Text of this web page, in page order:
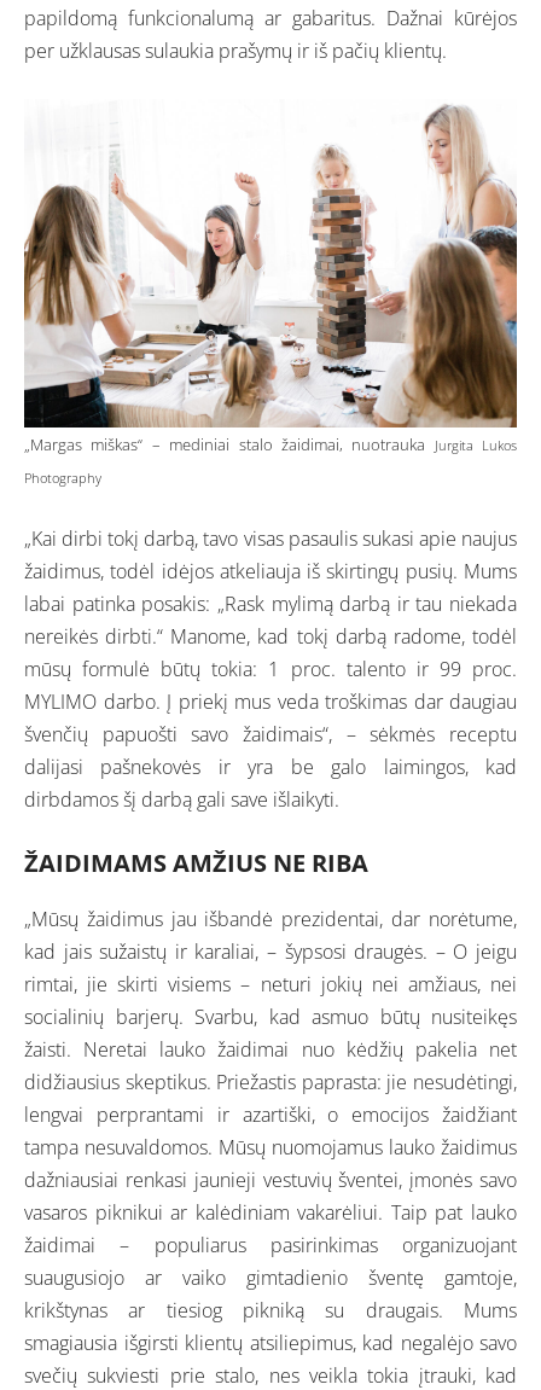
papildomą funkcionalumą ar gabaritus. Dažnai kūrėjos
per užklausas sulaukia prašymų ir iš pačių klientų.
„Margas miškas“ – mediniai stalo žaidimai, nuotrauka
Jurgita Lukos
Photography
„Kai dirbi tokį darbą, tavo visas pasaulis sukasi apie naujus
žaidimus, todėl idėjos atkeliauja iš skirtingų pusių. Mums
labai patinka posakis: „Rask mylimą darbą ir tau niekada
nereikės dirbti.“ Manome, kad tokį darbą radome, todėl
mūsų formulė būtų tokia: 1 proc. talento ir 99 proc.
MYLIMO darbo. Į priekį mus veda troškimas dar daugiau
švenčių papuošti savo žaidimais“, – sėkmės receptu
dalijasi pašnekovės ir yra be galo laimingos, kad
dirbdamos šį darbą gali save išlaikyti.
ŽAIDIMAMS AMŽIUS NE RIBA
„Mūsų žaidimus jau išbandė prezidentai, dar norėtume,
kad jais sužaistų ir karaliai, – šypsosi draugės. – O jeigu
rimtai, jie skirti visiems – neturi jokių nei amžiaus, nei
socialinių barjerų. Svarbu, kad asmuo būtų nusiteikęs
žaisti. Neretai lauko žaidimai nuo kėdžių pakelia net
didžiausius skeptikus. Priežastis paprasta: jie nesudėtingi,
lengvai perprantami ir azartiški, o emocijos žaidžiant
tampa nesuvaldomos. Mūsų nuomojamus lauko žaidimus
dažniausiai renkasi jaunieji vestuvių šventei, įmonės savo
vasaros piknikui ar kalėdiniam vakarėliui. Taip pat lauko
žaidimai – populiarus pasirinkimas organizuojant
suaugusiojo ar vaiko gimtadienio šventę gamtoje,
krikštynas ar tiesiog pikniką su draugais. Mums
smagiausia išgirsti klientų atsiliepimus, kad negalėjo savo
svečių sukviesti prie stalo, nes veikla tokia įtrauki, kad